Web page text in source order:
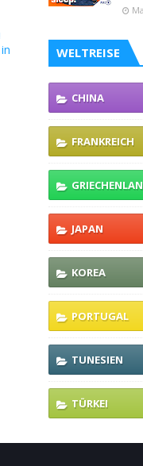
WELTREISE
CHINA
FRANKREICH
JAPAN
KOREA
PORTUGAL
TUNESIEN
TÜRKEI